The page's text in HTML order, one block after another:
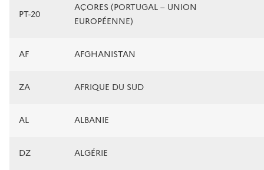
PT-20
AÇORES (PORTUGAL – UNION
EUROPÉENNE)
AF AFGHANISTAN
ZA AFRIQUE DU SUD
AL ALBANIE
DZ ALGÉRIE